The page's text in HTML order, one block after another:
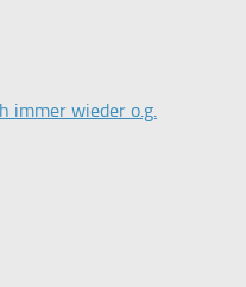
immer wieder o.g.